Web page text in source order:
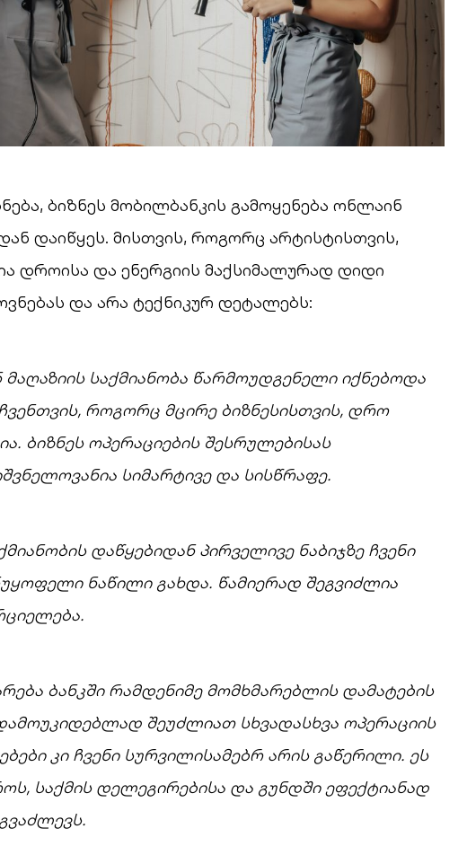
ბიზნეს მობილბანკის გამოყენება ონლაინ
დაიწყეს. მისთვის, როგორც არტისტისთვის,
დროისა და ენერგიის მაქსიმალურად დიდი
და არა ტექნიკურ დეტალებს:
საქმიანობა წარმოუდგენელი იქნებოდა
ჩვენთვის, როგორც მცირე ბიზნესისთვის, დრო
ბიზნეს ოპერაციების შესრულებისას
სიმარტივე და სისწრაფე.
დაწყებიდან პირველივე ნაბიჯზე ჩვენი
ნაწილი გახდა. წამიერად შეგვიძლია
ბანკში რამდენიმე მომხმარებლის დამატების
შეუძლიათ სხვადასხვა ოპერაციის
კი ჩვენი სურვილისამებრ არის გაწერილი. ეს
საქმის დელეგირებისა და გუნდში ეფექტიანად